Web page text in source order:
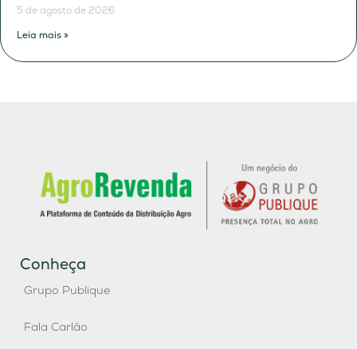
5 de agosto de 2026
Leia mais »
Conheça
Grupo Publique
Fala Carlão